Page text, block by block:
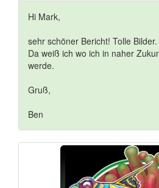
Hi Mark,
sehr schöner Bericht! Tolle Bilder.
Da weiß ich wo ich in naher
werde.
Gruß,
Ben